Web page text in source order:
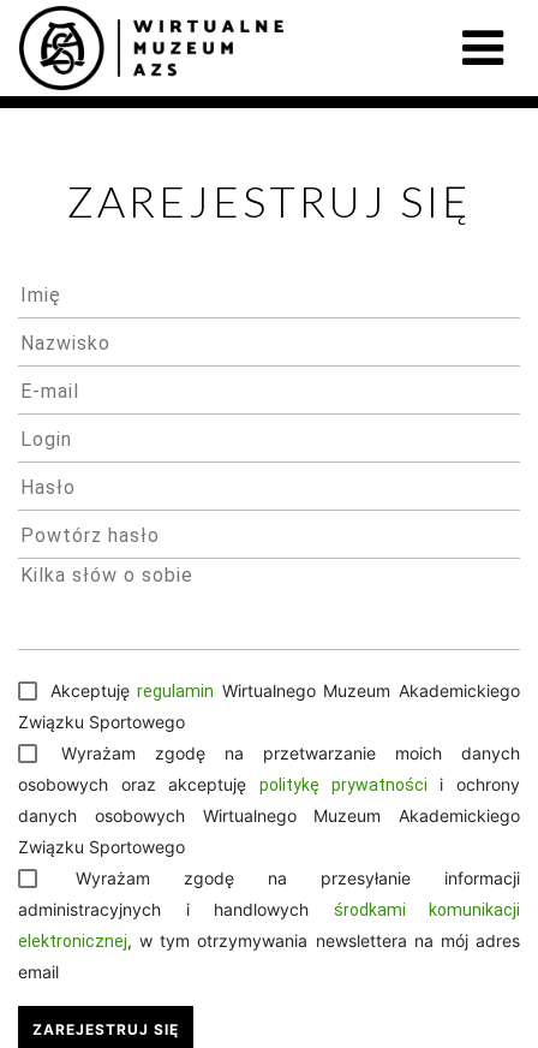
ZAREJESTRUJ SIĘ
Akceptujęregulamin Wirtualnego Muzeum Akademickiego
Związku Sportowego
Wyrażam zgodę na przetwarzanie moich danych
osobowych oraz akceptuję politykę prywatności i ochrony
danych osobowych Wirtualnego Muzeum Akademickiego
Związku Sportowego
Wyrażam zgodę na przesyłanie informacji
administracyjnych i handlowych środkami komunikacji
elektronicznej, w tym otrzymywania newslettera na mój adres
email